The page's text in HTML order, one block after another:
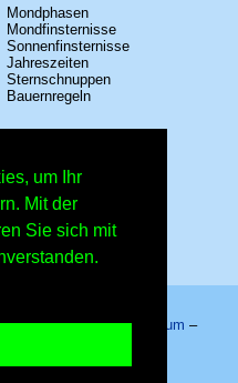
um Ihr
Mit der
Sie sich mit
Mondphasen
Mondfinsternisse
Sonnenfinsternisse
Jahreszeiten
Sternschnuppen
Bauernregeln
Zeitumstellung
Sternzeichen
Schalttage
Messen
Erinnerungen
Volksfeste
App–Sitemap–Impressum –
Kleiner Kalender